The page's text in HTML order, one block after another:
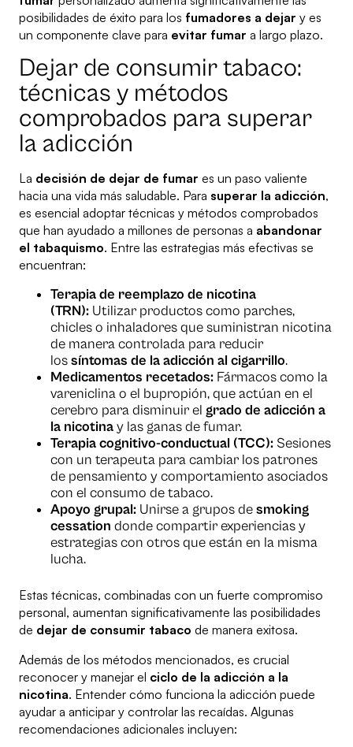
posibilidades de éxito para los fumadores a dejar y es
un componente clave para evitar fumar a largo plazo.
Dejar de consumir tabaco:
técnicas y métodos
comprobados para superar
la adicción
La decisión de dejar de fumar es un paso valiente
hacia una vida más saludable. Para superar la adicción,
es esencial adoptar técnicas y métodos comprobados
que han ayudado a millones de personas a abandonar
el tabaquismo. Entre las estrategias más efectivas se
encuentran:
Terapia de reemplazo de nicotina
(TRN): Utilizar productos como parches,
chicles o inhaladores que suministran nicotina
de manera controlada para reducir
lossíntomas de la adicción al cigarrillo.
Medicamentos recetados: Fármacos como la
vareniclina o el bupropión, que actúan en el
cerebro para disminuir el grado de adicción a
la nicotinay las ganas de fumar.
Terapia cognitivo-conductual (TCC): Sesiones
con un terapeuta para cambiar los patrones
de pensamiento y comportamiento asociados
con el consumo de tabaco.
Apoyo grupal: Unirse a grupos desmoking
cessation donde compartir experiencias y
estrategias con otros que están en la misma
lucha.
Estas técnicas, combinadas con un fuerte compromiso
personal, aumentan significativamente las posibilidades
de dejar de consumir tabaco de manera exitosa.
Además de los métodos mencionados, es crucial
reconocer y manejar el ciclo de la adicción a la
nicotina. Entender cómo funciona la adicción puede
ayudar a anticipar y controlar las recaídas. Algunas
recomendaciones adicionales incluyen: